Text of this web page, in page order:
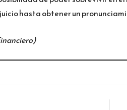
hasta obtener un